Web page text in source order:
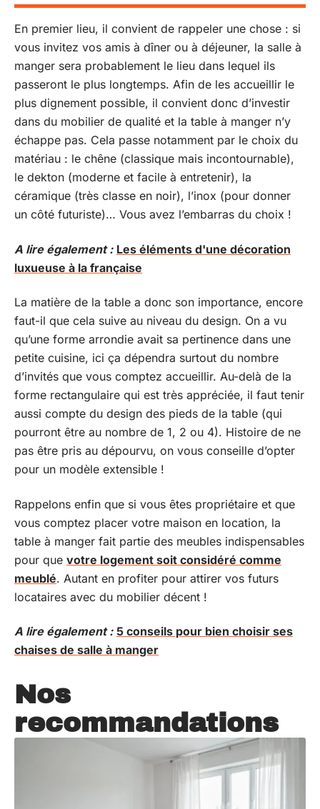
En premier lieu, il convient de rappeler une chose : si
vous invitez vos amis à dîner ou à déjeuner, la salle à
manger sera probablement le lieu dans lequel ils
passeront le plus longtemps. Afin de les accueillir le
plus dignement possible, il convient donc d’investir
dans du mobilier de qualité et la table à manger n’y
échappe pas. Cela passe notamment par le choix du
matériau : le chêne (classique mais incontournable),
le dekton (moderne et facile à entretenir), la
céramique (très classe en noir), l’inox (pour donner
un côté futuriste)… Vous avez l’embarras du choix !
A lire également : Les éléments d'une décoration
luxueuse à la française
La matière de la table a donc son importance, encore
faut-il que cela suive au niveau du design. On a vu
qu’une forme arrondie avait sa pertinence dans une
petite cuisine, ici ça dépendra surtout du nombre
d’invités que vous comptez accueillir. Au-delà de la
forme rectangulaire qui est très appréciée, il faut tenir
aussi compte du design des pieds de la table (qui
pourront être au nombre de 1, 2 ou 4). Histoire de ne
pas être pris au dépourvu, on vous conseille d’opter
pour un modèle extensible !
Rappelons enfin que si vous êtes propriétaire et que
vous comptez placer votre maison en location, la
table à manger fait partie des meubles indispensables
pour que votre logement soit considéré comme
meublé. Autant en profiter pour attirer vos futurs
locataires avec du mobilier décent !
A lire également : 5 conseils pour bien choisir ses
chaises de salle à manger
Nos
recommandations